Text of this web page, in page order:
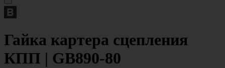
Гайка картера сцепления
КПП | GB890-80